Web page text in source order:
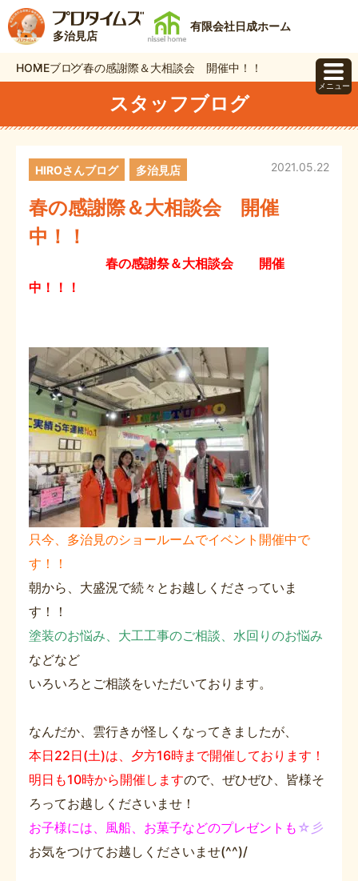
多治見店
有限会社日成ホーム
HOMEブログ春の感謝際＆大相談会 開催中！！
スタッフブログ
春の感謝際＆大相談会 開催
中！！
2021.05.22
HIROさんブログ 多治見店
春の感謝祭＆大相談会 開催
中！！！
只今、多治見のショールームでイベント開催中で
す！！
朝から、大盛況で続々とお越しくださっていま
す！！
塗装のお悩み、大工工事のご相談、水回りのお悩み
などなど
いろいろとご相談をいただいております。
なんだか、雲行きが怪しくなってきましたが、
本日22日(土)は、夕方16時まで開催しております！
明日も10時から開催しますので、ぜひぜひ、皆様そ
ろってお越しくださいませ！
お子様には、風船、お菓子などのプレゼントも ☆彡
お気をつけてお越しくださいませ(^^)/
メニュー